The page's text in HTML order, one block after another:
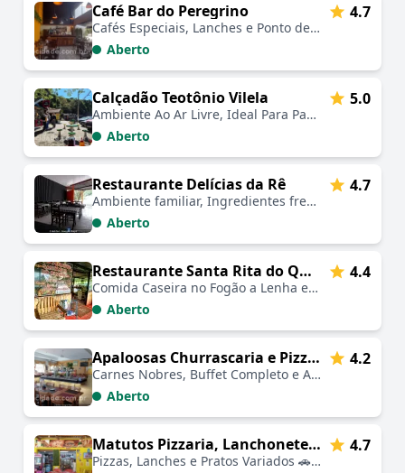
Café Bar do Peregrino
Cafés Especiais, Lanches e Ponto de Encontro 🚶‍♂️🚗🚲📷🍽️🤗
4.7
Aberto
Calçadão Teotônio Vilela
Ambiente Ao Ar Livre, Ideal Para Passeios E Compras.
5.0
Aberto
Restaurante Delícias da Rê
Ambiente familiar, Ingredientes frescos, Localização central, Atendimento acolhedor, Cardápio variado, Experiência única
4.7
Aberto
Restaurante Santa Rita do Quartel
Comida Caseira no Fogão a Lenha em Ambiente Rural 🚗🍽️🌄🤗
4.4
Aberto
Apaloosas Churrascaria e Pizzaria
Carnes Nobres, Buffet Completo e Ambiente Familiar 🚗🍽️🤗
4.2
Aberto
Matutos Pizzaria, Lanchonete e Mercearia
Pizzas, Lanches e Pratos Variados 🚗🍽️🤗
4.7